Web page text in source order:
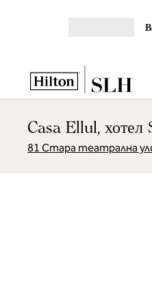
Casa Ellul, хотел
81 Стара театрална